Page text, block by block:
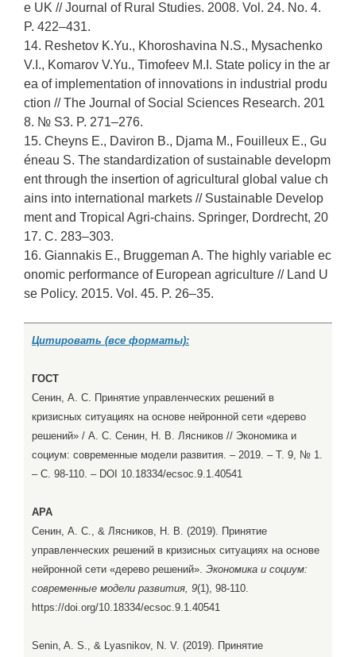
e UK // Journal of Rural Studies. 2008. Vol. 24. No. 4.
P. 422–431.
14. Reshetov K.Yu., Khoroshavina N.S., Mysachenko
V.I., Komarov V.Yu., Timofeev M.I. State policy in the ar
ea of implementation of innovations in industrial produ
ction // The Journal of Social Sciences Research. 201
8. № S3. P. 271–276.
15. Cheyns E., Daviron B., Djama M., Fouilleux E., Gu
éneau S. The standardization of sustainable developm
ent through the insertion of agricultural global value ch
ains into international markets // Sustainable Develop
ment and Tropical Agri-chains. Springer, Dordrecht, 20
17. С. 283–303.
16. Giannakis E., Bruggeman A. The highly variable ec
onomic performance of European agriculture // Land U
se Policy. 2015. Vol. 45. P. 26–35.
Цитировать (все форматы):
ГОСТ
Сенин, А. С. Принятие управленческих решений в
кризисных ситуациях на основе нейронной сети «дерево
решений» / А. С. Сенин, Н. В. Лясников // Экономика и
социум: современные модели развития. – 2019. – Т. 9, № 1.
– С. 98-110. – DOI 10.18334/ecsoc.9.1.40541
APA
Сенин, А. С., & Лясников, Н. В. (2019). Принятие
управленческих решений в кризисных ситуациях на основе
нейронной сети «дерево решений». Экономика и социум:
современные модели развития, 9(1), 98-110.
https://doi.org/10.18334/ecsoc.9.1.40541
Senin, A. S., & Lyasnikov, N. V. (2019). Принятие